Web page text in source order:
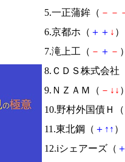
5.一正蒲鉾（ － －
6.京都ホ（ ＋ ＋ ↓
7.滝上工（ － ＋ －
8.ＣＤＳ株式会社
9.ＮＺＡＭ（ － ↓ ↓
10.野村外国債Ｈ（
11.東北鋼（ ＋ ↑ ↑
12.iシェアーズ（